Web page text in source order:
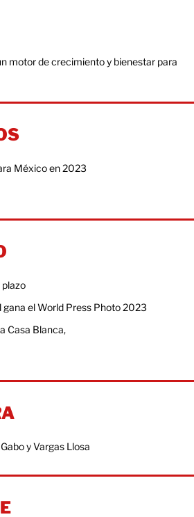
motor de crecimiento y bienestar para
México en 2023
plazo
el World Press Photo 2023
Casa Blanca,
y Vargas Llosa